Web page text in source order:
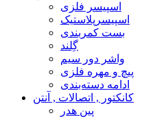
اسپیسر فلزی
اسپیسرپلاستیک
بست کمربندی
گِلند
واشر دور سیم
پیچ و مهره فلزی
ادامه دسته‌بندی
کانکتور , اتصالات , آنتن
پین هدر